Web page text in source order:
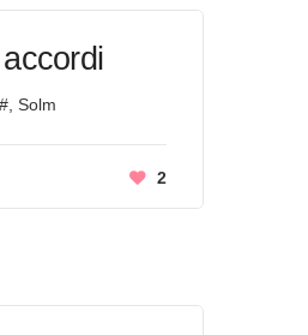
Solm
2